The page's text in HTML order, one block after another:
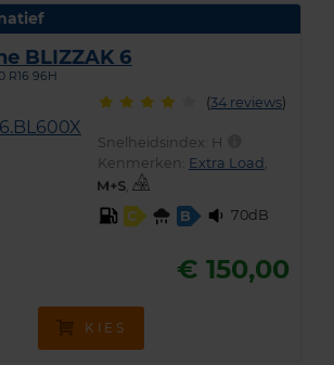
BLIZZAK 6
R16 96H
(34 reviews)
Snelheidsindex: H
Kenmerken: Extra Load ,
,
C
B 70dB
€ 150,00
KIES